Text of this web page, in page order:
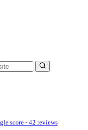
score - 42 reviews